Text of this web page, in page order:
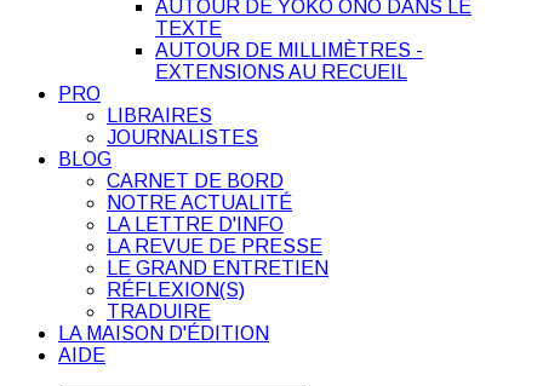
AUTOUR DE YOKO ONO DANS LE
TEXTE
AUTOUR DE MILLIMÈTRES -
EXTENSIONS AU RECUEIL
PRO
LIBRAIRES
JOURNALISTES
BLOG
CARNET DE BORD
NOTRE ACTUALITÉ
LA LETTRE D'INFO
LA REVUE DE PRESSE
LE GRAND ENTRETIEN
RÉFLEXION(S)
TRADUIRE
LA MAISON D'ÉDITION
AIDE